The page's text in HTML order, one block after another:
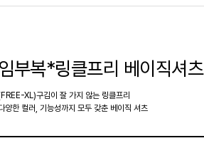
임부복*링클프리 베이직셔츠
XL)구김이 잘 가지 않는 링클프리
양한 컬러, 기능성까지 모두 갖춘 베이직 셔츠